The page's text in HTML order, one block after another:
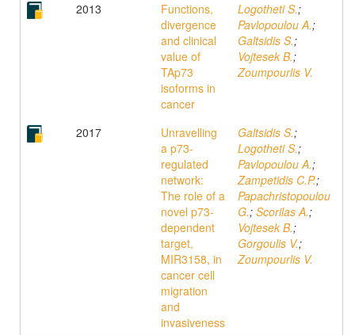
2013
Functions,
divergence
and clinical
value of
TAp73
isoforms in
cancer
Logotheti S.;
Pavlopoulou A.;
Galtsidis S.;
Vojtesek B.;
Zoumpourlis V.
2017
Unravelling
a p73-
regulated
network:
The role of a
novel p73-
dependent
target,
MIR3158, in
cancer cell
migration
and
invasiveness
Galtsidis S.;
Logotheti S.;
Pavlopoulou A.;
Zampetidis C.P.;
Papachristopoulou
G.; Scorilas A.;
Vojtesek B.;
Gorgoulis V.;
Zoumpourlis V.